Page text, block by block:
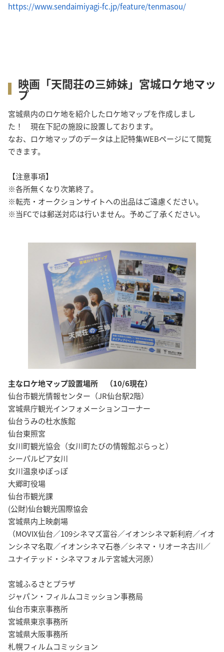
https://www.sendaimiyagi-fc.jp/feature/tenmasou/
映画「天間荘の三姉妹」宮城ロケ地マッ
プ
宮城県内のロケ地を紹介したロケ地マップを作成しまし
た！ 現在下記の施設に設置しております。
なお、ロケ地マップのデータは上記特集WEBページにて閲覧
できます。
【注意事項】
※各所無くなり次第終了。
※転売・オークションサイトへの出品はご遠慮ください。
※当FCでは郵送対応は行いません。予めご了承ください。
主なロケ地マップ設置場所 （10/6現在）
仙台市観光情報センター（JR仙台駅2階）
宮城県庁観光インフォメーションコーナー
仙台うみの杜水族館
仙台東照宮
女川町観光協会（女川町たびの情報館ぷらっと）
シーパルピア女川
女川温泉ゆぽっぽ
大郷町役場
仙台市観光課
(公財)仙台観光国際協会
宮城県内上映劇場
（MOVIX仙台／109シネマズ富谷／イオンシネマ新利府／イオ
ンシネマ名取／イオンシネマ石巻／シネマ・リオーネ古川／
ユナイテッド・シネマフォルテ宮城大河原）
宮城ふるさとプラザ
ジャパン・フィルムコミッション事務局
仙台市東京事務所
宮城県東京事務所
宮城県大阪事務所
札幌フィルムコミッション